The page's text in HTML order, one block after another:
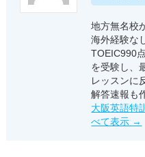
地方無名校
海外経験な
TOEIC990
を受験し、
レッスンに
解答速報も
大阪英語特
べて表示 →